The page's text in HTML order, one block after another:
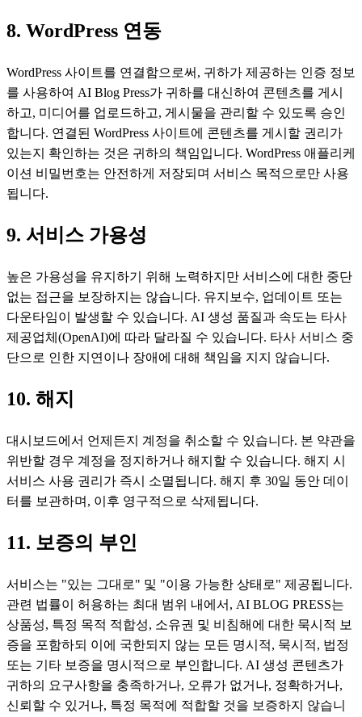
8. WordPress 연동
WordPress 사이트를 연결함으로써, 귀하가 제공하는 인증 정보
를 사용하여 AI Blog Press가 귀하를 대신하여 콘텐츠를 게시
하고, 미디어를 업로드하고, 게시물을 관리할 수 있도록 승인
합니다. 연결된 WordPress 사이트에 콘텐츠를 게시할 권리가
있는지 확인하는 것은 귀하의 책임입니다. WordPress 애플리케
이션 비밀번호는 안전하게 저장되며 서비스 목적으로만 사용
됩니다.
9. 서비스 가용성
높은 가용성을 유지하기 위해 노력하지만 서비스에 대한 중단
없는 접근을 보장하지는 않습니다. 유지보수, 업데이트 또는
다운타임이 발생할 수 있습니다. AI 생성 품질과 속도는 타사
제공업체(OpenAI)에 따라 달라질 수 있습니다. 타사 서비스 중
단으로 인한 지연이나 장애에 대해 책임을 지지 않습니다.
10. 해지
대시보드에서 언제든지 계정을 취소할 수 있습니다. 본 약관을
위반할 경우 계정을 정지하거나 해지할 수 있습니다. 해지 시
서비스 사용 권리가 즉시 소멸됩니다. 해지 후 30일 동안 데이
터를 보관하며, 이후 영구적으로 삭제됩니다.
11. 보증의 부인
서비스는 "있는 그대로" 및 "이용 가능한 상태로" 제공됩니다.
관련 법률이 허용하는 최대 범위 내에서, AI BLOG PRESS는
상품성, 특정 목적 적합성, 소유권 및 비침해에 대한 묵시적 보
증을 포함하되 이에 국한되지 않는 모든 명시적, 묵시적, 법정
또는 기타 보증을 명시적으로 부인합니다. AI 생성 콘텐츠가
귀하의 요구사항을 충족하거나, 오류가 없거나, 정확하거나,
신뢰할 수 있거나, 특정 목적에 적합할 것을 보증하지 않습니